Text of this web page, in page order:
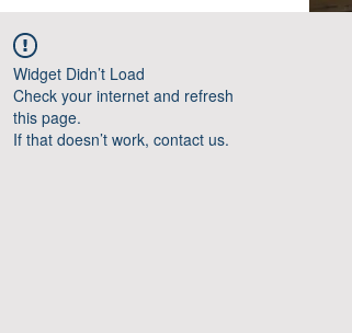
Widget Didn’t Load
Check your internet and refresh
this page.
If that doesn’t work, contact us.